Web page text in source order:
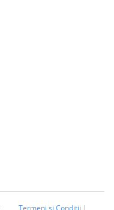
Termeni și Condiții |